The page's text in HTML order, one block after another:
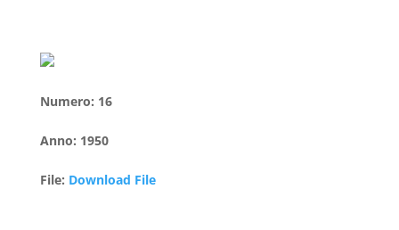
Numero: 16
Anno: 1950
File: Download File